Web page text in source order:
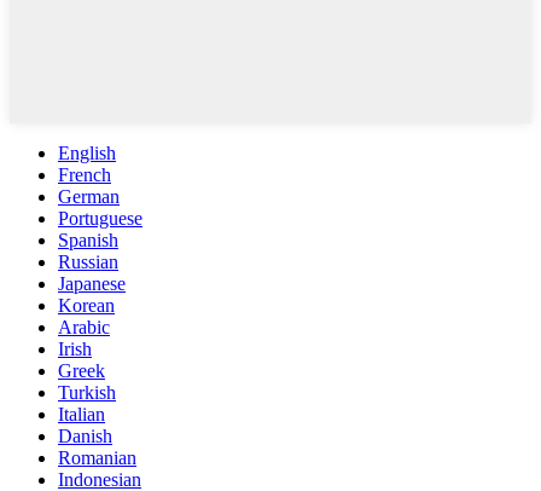
English
French
German
Portuguese
Spanish
Russian
Japanese
Korean
Arabic
Irish
Greek
Turkish
Italian
Danish
Romanian
Indonesian